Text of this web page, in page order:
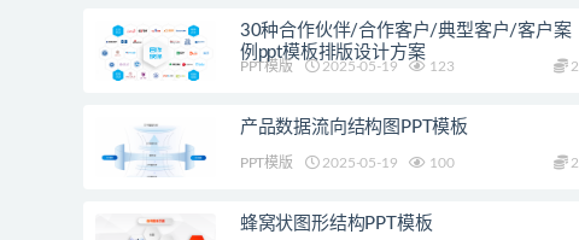
30种合作伙伴/合作客户/典型客户/客户案
例ppt模板排版设计方案
PPT模版 2025-05-19 123 2
产品数据流向结构图PPT模板
PPT模版 2025-05-19 100 2
蜂窝状图形结构PPT模板